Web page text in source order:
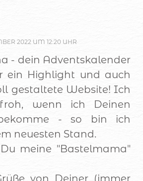
2022 UM 12:20 UHR
- dein Adventskalender
ein Highlight und auch
gestaltete Website! Ich
wenn ich Deinen
- so bin ich
neuesten Stand.
meine "Bastelmama"
von Deiner (immer